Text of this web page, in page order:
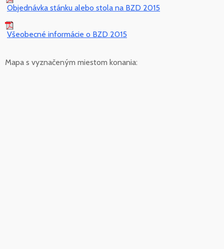
Objednávka stánku alebo stola na BZD 2015
Všeobecné informácie o BZD 2015
Mapa s vyznačeným miestom konania: